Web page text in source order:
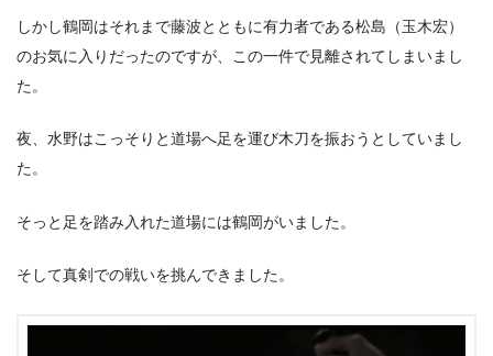
しかし鶴岡はそれまで藤波とともに有力者である松島（玉木宏）
のお気に入りだったのですが、この一件で見離されてしまいまし
た。
夜、水野はこっそりと道場へ足を運び木刀を振おうとしていまし
た。
そっと足を踏み入れた道場には鶴岡がいました。
そして真剣での戦いを挑んできました。